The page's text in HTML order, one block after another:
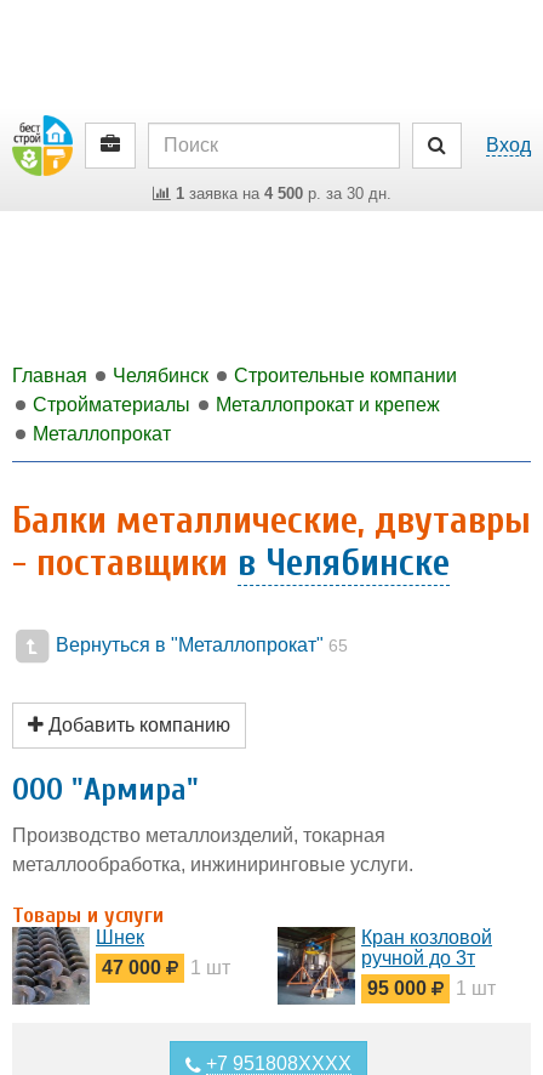
Вход
1заявка на 4 500р. за 30 дн.
Главная Челябинск
Строительные компании
Стройматериалы
Металлопрокат и крепеж
Металлопрокат
Балки металлические, двутавры
- поставщики в Челябинске
Вернуться в "Металлопрокат" 65
Добавить компанию
ООО "Армира"
Производство металлоизделий, токарная
металлообработка, инжиниринговые услуги.
Товары и услуги
Шнек
47 000
1 шт
Кран козловой
ручной до 3т
95 000
1 шт
+7 951808XXXX